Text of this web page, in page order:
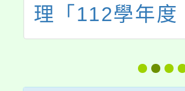
理「112學年度
綠階/初階海洋教
育者培訓課程」